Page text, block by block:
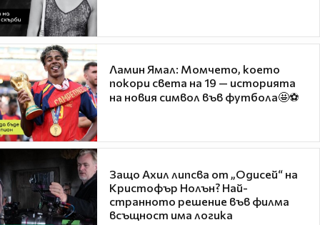
Ламин Ямал: Момчето, което
покори света на 19 — историята
на новия символ във футбола🤩⚽
Защо Ахил липсва от „Одисей“ на
Кристофър Нолън? Най-
странното решение във филма
всъщност има логика